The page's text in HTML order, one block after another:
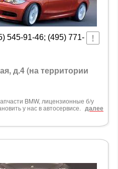
545-91-46; (495) 771-
д.4 (на территории
BMW, лицензионные б/у
запчасти, которые вы сможете установить у нас в автосервисе. далее